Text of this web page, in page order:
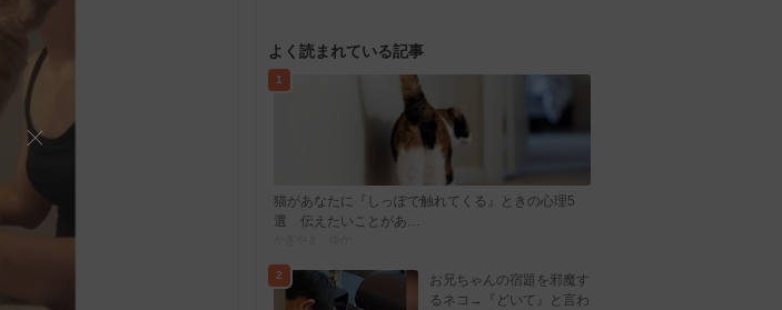
よく読まれている記事
1
猫があなたに『しっぽで触れてくる』ときの心理5
選 伝えたいことがあ…
2
お兄ちゃんの宿題を邪魔す
るネコ→『どいて』と言わ